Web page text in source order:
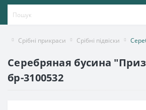
Срібні прикраси Срібні підвіски
Серебряная бусина
бр-3100532